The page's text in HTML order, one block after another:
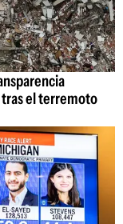
el terremoto